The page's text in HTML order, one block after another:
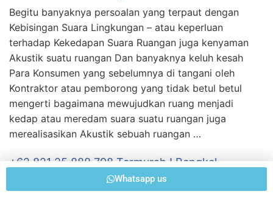
Begitu banyaknya persoalan yang terpaut dengan
Kebisingan Suara Lingkungan – atau keperluan
terhadap Kekedapan Suara Ruangan juga kenyaman
Akustik suatu ruangan Dan banyaknya keluh kesah
Para Konsumen yang sebelumnya di tangani oleh
Kontraktor atau pemborong yang tidak betul betul
mengerti bagaimana mewujudkan ruang menjadi
kedap atau meredam suara suatu ruangan juga
merealisasikan Akustik sebuah ruangan …
+62 821 25 888 798 Termurah ! Bengkel
Peredam Suara Ruang Kantor
Whatsapp us